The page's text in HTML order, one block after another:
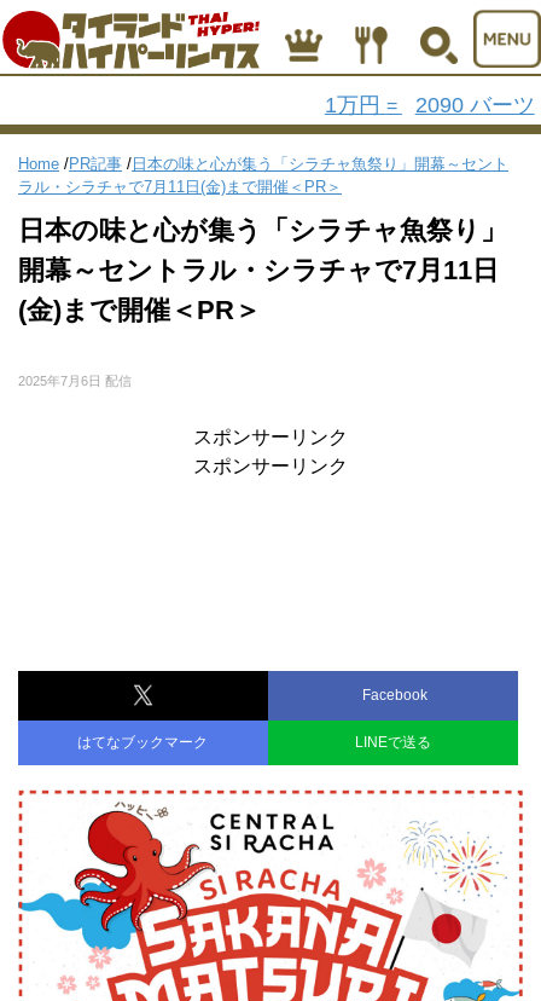
1万円 = 2090 バーツ
Home /PR記事 / 日本の味と心が集う「シラチャ魚祭り」開幕～セント
ラル・シラチャで7月11日(金)まで開催＜PR＞
日本の味と心が集う「シラチャ魚祭り」
開幕～セントラル・シラチャで7月11日
(金)まで開催＜PR＞
2025年7月6日 配信
スポンサーリンク
スポンサーリンク
Facebook
はてなブックマーク LINEで送る